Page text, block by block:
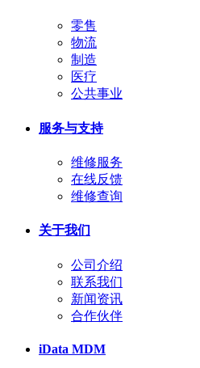
零售
物流
制造
医疗
公共事业
服务与支持
维修服务
在线反馈
维修查询
关于我们
公司介绍
联系我们
新闻资讯
合作伙伴
iData MDM